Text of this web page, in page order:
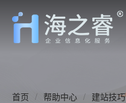
首页 / 帮助中心 / 建站技巧